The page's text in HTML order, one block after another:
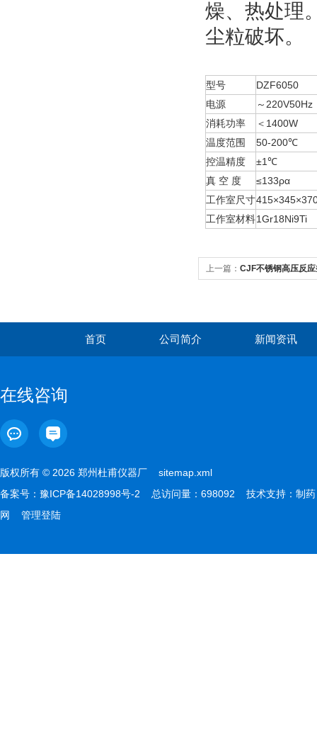
燥、热处理
尘粒破坏。
型号
DZF6050
电源
～220V50Hz
消耗功率
＜1400W
温度范围
50-200℃
控温精度
±1℃
真 空 度
≤133ρα
工作室尺寸
工作室材料1Gr18Ni9Ti
上一篇： CJF不锈钢高压反
首页 公司简介 新闻资讯
在线咨询
版权所有 © 2026 郑州杜甫仪器厂 sitemap.xml
备案号： 豫ICP备14028998号-2 总访问量：698092 技术支持： 制药
网
管理登陆